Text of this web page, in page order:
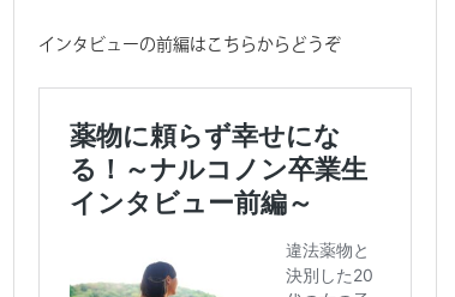
インタビューの前編はこちらからどうぞ